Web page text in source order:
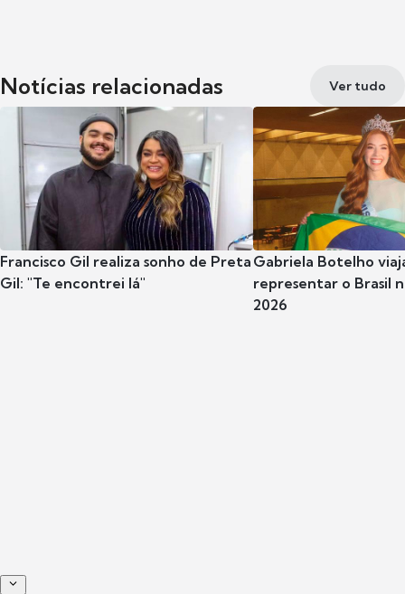
Notícias relacionadas Ver tudo
Francisco Gil realiza sonho de Preta
Gil: "Te encontrei lá"
Gabriela Botelho
representar o Brasil
2026